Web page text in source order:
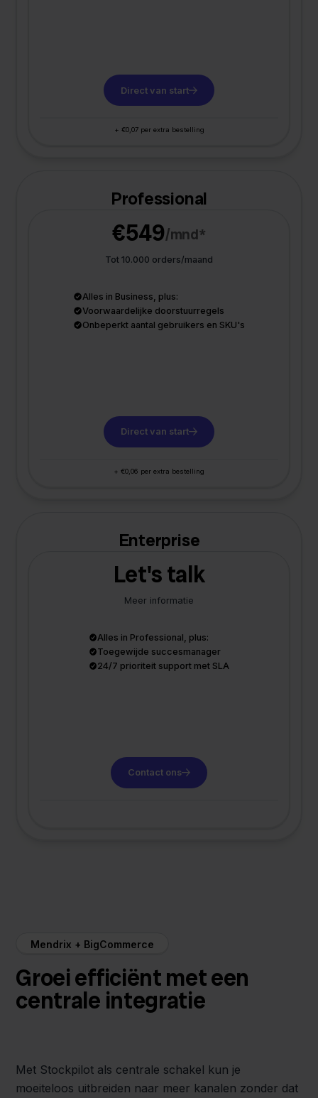
Direct van start
+ €0,07 per extra bestelling
Professional
€549/mnd*
Tot 10.000 orders/maand
Alles in Business, plus:
Voorwaardelijke doorstuurregels
Onbeperkt aantal gebruikers en SKU's
Direct van start
+ €0,06 per extra bestelling
Enterprise
Let's talk
Meer informatie
Alles in Professional, plus:
Toegewijde succesmanager
24/7 prioriteit support met SLA
Contact ons
Mendrix + BigCommerce
Groei efficiënt met een
centrale integratie
Met Stockpilot als centrale schakel kun je
moeiteloos uitbreiden naar meer kanalen zonder dat